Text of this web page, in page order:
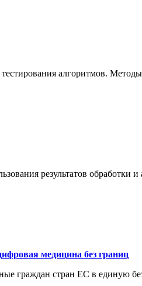
алгоритмов.
результатов обработки
медицина без границ
граждан стран ЕС в единую